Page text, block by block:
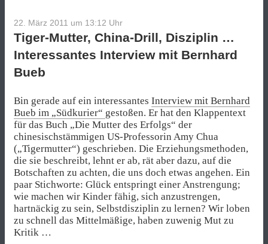
22. März 2011 um 13:12 Uhr
Tiger-Mutter, China-Drill, Disziplin …
Interessantes Interview mit Bernhard
Bueb
Bin gerade auf ein interessantes Interview mit Bernhard
Bueb im „Südkurier“ gestoßen. Er hat den Klappentext
für das Buch „Die Mutter des Erfolgs“ der
chinesischstämmigen US-Professorin Amy Chua
(„Tigermutter“) geschrieben. Die Erziehungsmethoden,
die sie beschreibt, lehnt er ab, rät aber dazu, auf die
Botschaften zu achten, die uns doch etwas angehen. Ein
paar Stichworte: Glück entspringt einer Anstrengung;
wie machen wir Kinder fähig, sich anzustrengen,
hartnäckig zu sein, Selbstdisziplin zu lernen? Wir loben
zu schnell das Mittelmäßige, haben zuwenig Mut zu
Kritik …